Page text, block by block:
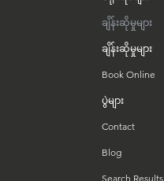
ချိန်းဆိုမှုများ
ချိန်းဆိုမှုများ
Book Online
ပွဲများ
Contact
Blog
Search Results